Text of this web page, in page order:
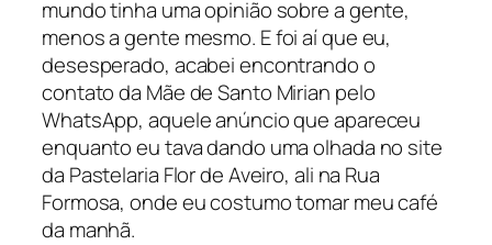
mundo tinha uma opinião sobre a gente,
menos a gente mesmo. E foi aí que eu,
desesperado, acabei encontrando o
contato da Mãe de Santo Mirian pelo
WhatsApp, aquele anúncio que apareceu
enquanto eu tava dando uma olhada no site
da Pastelaria Flor de Aveiro, ali na Rua
Formosa, onde eu costumo tomar meu café
da manhã.